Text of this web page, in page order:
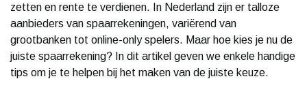
zetten en rente te verdienen. In Nederland zijn er talloze
aanbieders van spaarrekeningen, variërend van
grootbanken tot online-only spelers. Maar hoe kies je nu de
juiste spaarrekening? In dit artikel geven we enkele handige
tips om je te helpen bij het maken van de juiste keuze.